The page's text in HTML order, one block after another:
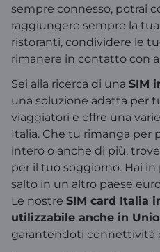
sempre connesso, potrai
raggiungere sempre la
ristoranti, condividere le
rimanere in contatto con
Sei alla ricerca di una SIM
una soluzione adatta per
viaggiatori e offre una
Italia. Che tu rimanga per
intero o anche di più,
per il tuo soggiorno. Hai
salto in un altro paese
Le nostre SIM card Italia
utilizzabile anche in
garantendoti connettività